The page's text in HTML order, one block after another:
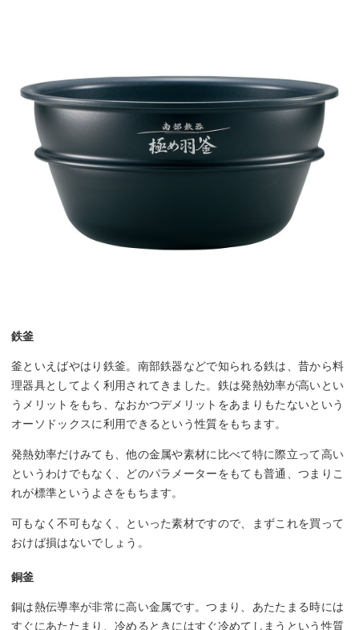
鉄釜
釜といえばやはり鉄釜。南部鉄器などで知られる鉄は、昔から料
理器具としてよく利用されてきました。鉄は発熱効率が高いとい
うメリットをもち、なおかつデメリットをあまりもたないという
オーソドックスに利用できるという性質をもちます。
発熱効率だけみても、他の金属や素材に比べて特に際立って高い
というわけでもなく、どのパラメーターをもても普通、つまりこ
れが標準というよさをもちます。
可もなく不可もなく、といった素材ですので、まずこれを買って
おけば損はないでしょう。
銅釜
銅は熱伝導率が非常に高い金属です。つまり、あたたまる時には
すぐにあたたまり、冷めるときにはすぐ冷めてしまうという性質